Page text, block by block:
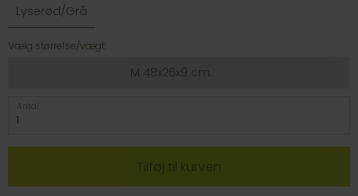
Lyserød/Grå
Vælg størrelse/vægt:
M 48x26x9 cm.
Antal